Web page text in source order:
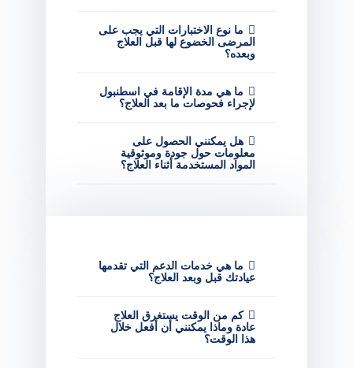
ما نوع الاختبارات التي يجب على
المرضى الخضوع لها قبل العلاج
وبعده؟
ما هي مدة الإقامة في اسطنبول
لإجراء فحوصات ما بعد العلاج؟
هل يمكنني الحصول على
معلومات حول جودة وموثوقية
المواد المستخدمة أثناء العلاج؟
ما هي خدمات الدعم التي تقدمها
عيادتك قبل وبعد العلاج؟
كم من الوقت يستغرق العلاج
عادة وماذا يمكنني أن أفعل خلال
هذا الوقت؟